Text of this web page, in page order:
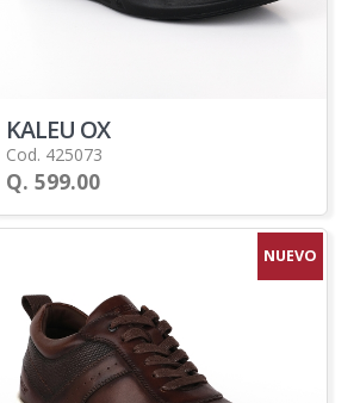
KALEU OX
Cod. 425073
Q. 599.00
NUEVO